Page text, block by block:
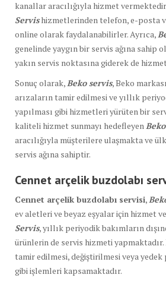
kanallar aracılığıyla hizmet
Servishizmetlerinden telefon, e-posta
online olarak faydalanabilirler. Ayrıca,
genelinde yaygın bir servis ağına sahip
yakın servis noktasına giderek de
Sonuç olarak, Beko servis, Beko
arızaların tamir edilmesi ve yıllık
yapılması gibi hizmetleri yürüten bir
kaliteli hizmet sunmayı hedefleyen
aracılığıyla müşterilere ulaşmakta ve
servis ağına sahiptir.
Cennet arçelik buzdolabı
Cennet arçelik buzdolabı servisi,
ev aletleri ve beyaz eşyalar için hizmet
Servis, yıllık periyodik bakımların
ürünlerin de servis hizmeti
tamir edilmesi, değiştirilmesi veya
gibi işlemleri kapsamaktadır.